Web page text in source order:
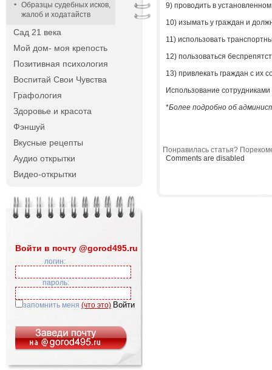
Образцы судебных исков,
жалоб и ходатайств
Сад 21 века
Мой дом- моя крепость
Позитивная психология
Воспитай Свои Чувства
Графология
Здоровье и красота
Фэншуй
Вкусные рецепты
Аудио открытки
Видео-открытки
Войти в почту @gorod495.ru
логин:
пароль:
запомнить меня (что это)
9) проводить в
10) изымать у граждан и
11) использовать
12) пользоваться
13) привлекать граждан с их
Использование
*Более подробно об
Понравилась статья?
Comments are disabled